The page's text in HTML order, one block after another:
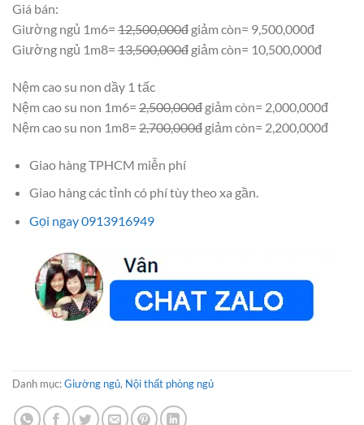
Giá bán:
Giường ngủ 1m6= 12,500,000đ giảm còn= 9,500,000đ
Giường ngủ 1m8= 13,500,000đ giảm còn= 10,500,000đ
Nệm cao su non dầy 1 tấc
Nệm cao su non 1m6= 2,500,000đ giảm còn= 2,000,000đ
Nệm cao su non 1m8= 2,700,000đ giảm còn= 2,200,000đ
Giao hàng TPHCM miễn phí
Giao hàng các tỉnh có phí tùy theo xa gần.
Gọi ngay 0913916949
Danh mục:Giường ngủ, Nội thất phòng ngủ